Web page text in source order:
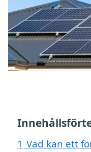
1 Vad kan ett